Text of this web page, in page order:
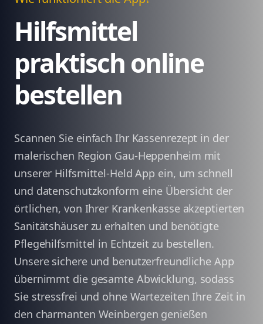
Hilfsmittel
praktisch online
bestellen
Scannen Sie einfach Ihr Kassenrezept in der
malerischen Region Gau-Heppenheim mit
unserer Hilfsmittel-Held App ein, um schnell
und datenschutzkonform eine Übersicht der
örtlichen, von Ihrer Krankenkasse akzeptierten
Sanitätshäuser zu erhalten und benötigte
Pflegehilfsmittel in Echtzeit zu bestellen.
Unsere sichere und benutzerfreundliche App
übernimmt die gesamte Abwicklung, sodass
Sie stressfrei und ohne Wartezeiten Ihre Zeit in
den charmanten Weinbergen genießen